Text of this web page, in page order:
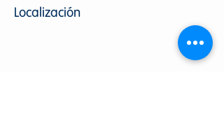
Localización